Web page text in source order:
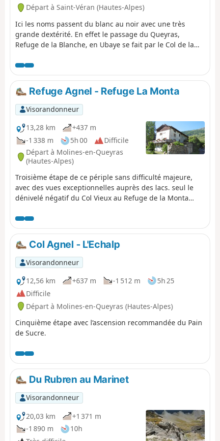
Départ à Saint-Véran (Hautes-Alpes)
Ici les noms passent du blanc au noir avec une très
grande dextérité. En effet le passage du Queyras,
Refuge de la Blanche, en Ubaye se fait par le Col de la
Refuge Agnel - Refuge La Monta
Visorandonneur
13,28 km
+437 m
-1 338 m
5h 00
Difficile
Départ à Molines-en-Queyras
(Hautes-Alpes)
Troisième étape de ce périple sans difficulté majeure,
avec des vues exceptionnelles auprès des lacs. seul le
dénivelé négatif du Col Vieux au Refuge de la Monta
rendant de facto cette étape encore plus belle.
Col Agnel - L'Echalp
Visorandonneur
12,56 km
+637 m -1 512 m
5h 25
Difficile
Départ à Molines-en-Queyras (Hautes-Alpes)
Cinquième étape avec l’ascension recommandée du Pain
de Sucre.
Du Rubren au Marinet
Visorandonneur
20,03 km
+1 371 m
-1 890 m
10h